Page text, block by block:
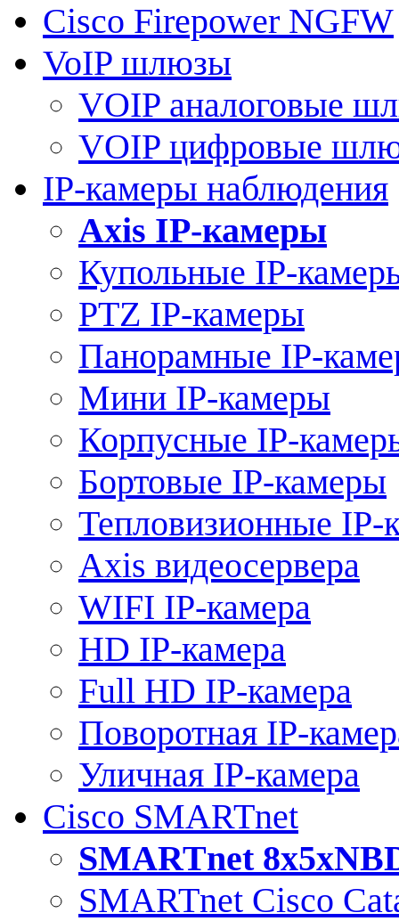
Cisco Firepower NGFW
VoIP шлюзы
VOIP аналоговые
VOIP цифровые
IP-камеры наблюдения
Axis IP-камеры
Купольные IP-
PTZ IP-камеры
Панорамные IP-
Мини IP-камеры
Корпусные IP-
Бортовые IP-камеры
Тепловизионные IP-
Axis видеосервера
WIFI IP-камера
HD IP-камера
Full HD IP-камера
Поворотная IP-
Уличная IP-камера
Cisco SMARTnet
SMARTnet
SMARTnet Cisco